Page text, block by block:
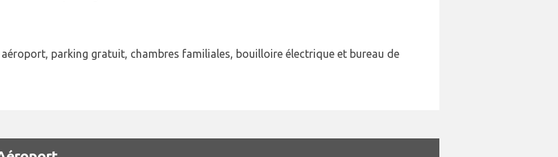
parking gratuit, chambres familiales, bouilloire électrique et bureau de